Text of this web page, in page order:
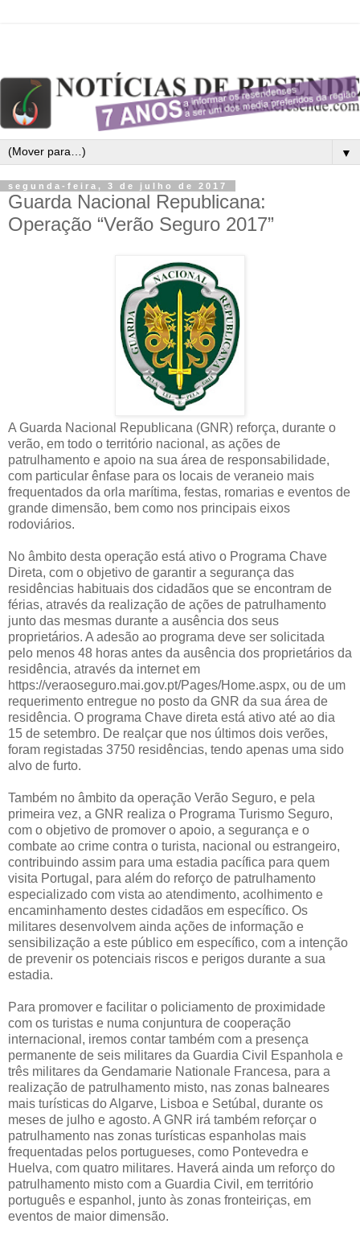
▼
segunda-feira, 3 de julho de 2017
Guarda Nacional Republicana:
Operação “Verão Seguro 2017”
A Guarda Nacional Republicana (GNR) reforça, durante o
verão, em todo o território nacional, as ações de
patrulhamento e apoio na sua área de responsabilidade,
com particular ênfase para os locais de veraneio mais
frequentados da orla marítima, festas, romarias e eventos de
grande dimensão, bem como nos principais eixos
rodoviários.
No âmbito desta operação está ativo o Programa Chave
Direta, com o objetivo de garantir a segurança das
residências habituais dos cidadãos que se encontram de
férias, através da realização de ações de patrulhamento
junto das mesmas durante a ausência dos seus
proprietários. A adesão ao programa deve ser solicitada
pelo menos 48 horas antes da ausência dos proprietários da
residência, através da internet em
https://veraoseguro.mai.gov.pt/Pages/Home.aspx, ou de um
requerimento entregue no posto da GNR da sua área de
residência. O programa Chave direta está ativo até ao dia
15 de setembro. De realçar que nos últimos dois verões,
foram registadas 3750 residências, tendo apenas uma sido
alvo de furto.
Também no âmbito da operação Verão Seguro, e pela
primeira vez, a GNR realiza o Programa Turismo Seguro,
com o objetivo de promover o apoio, a segurança e o
combate ao crime contra o turista, nacional ou estrangeiro,
contribuindo assim para uma estadia pacífica para quem
visita Portugal, para além do reforço de patrulhamento
especializado com vista ao atendimento, acolhimento e
encaminhamento destes cidadãos em específico. Os
militares desenvolvem ainda ações de informação e
sensibilização a este público em específico, com a intenção
de prevenir os potenciais riscos e perigos durante a sua
estadia.
Para promover e facilitar o policiamento de proximidade
com os turistas e numa conjuntura de cooperação
internacional, iremos contar também com a presença
permanente de seis militares da Guardia Civil Espanhola e
três militares da Gendamarie Nationale Francesa, para a
realização de patrulhamento misto, nas zonas balneares
mais turísticas do Algarve, Lisboa e Setúbal, durante os
meses de julho e agosto. A GNR irá também reforçar o
patrulhamento nas zonas turísticas espanholas mais
frequentadas pelos portugueses, como Pontevedra e
Huelva, com quatro militares. Haverá ainda um reforço do
patrulhamento misto com a Guardia Civil, em território
português e espanhol, junto às zonas fronteiriças, em
eventos de maior dimensão.